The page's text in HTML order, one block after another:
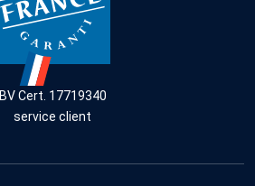
BV Cert. 17719340
service client